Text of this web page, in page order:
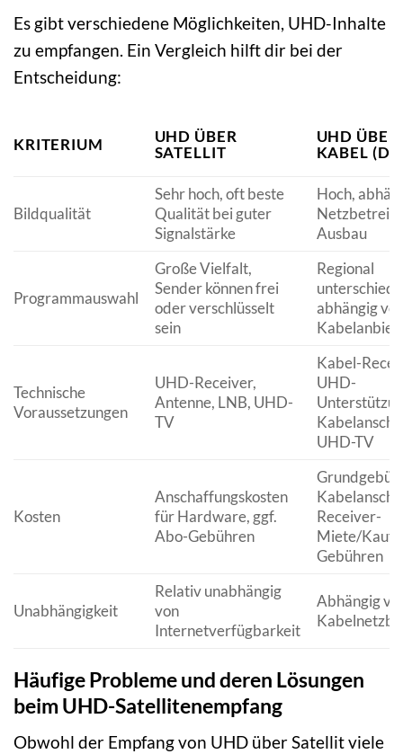
Es gibt verschiedene Möglichkeiten, UHD-Inhalte
zu empfangen. Ein Vergleich hilft dir bei der
Entscheidung:
KRITERIUM
UHD ÜBER
SATELLIT
UHD ÜBER
KABEL
Bildqualität
Sehr hoch, oft beste
Qualität bei guter
Signalstärke
Hoch,
Ausbau
Programmauswahl
Große Vielfalt,
Sender können frei
oder verschlüsselt
sein
Regional
abhängig
Technische
Voraussetzungen
UHD-Receiver,
Antenne, LNB, UHD-
TV
Kabel-
UHD-
UHD-TV
Kosten
Anschaffungskosten
für Hardware, ggf.
Abo-Gebühren
Receiver-
Miete/Kauf,
Gebühren
Unabhängigkeit
Relativ unabhängig
von
Internetverfügbarkeit
Abhängig
Häufige Probleme und deren Lösungen
beim UHD-Satellitenempfang
Obwohl der Empfang von UHD über Satellit viele